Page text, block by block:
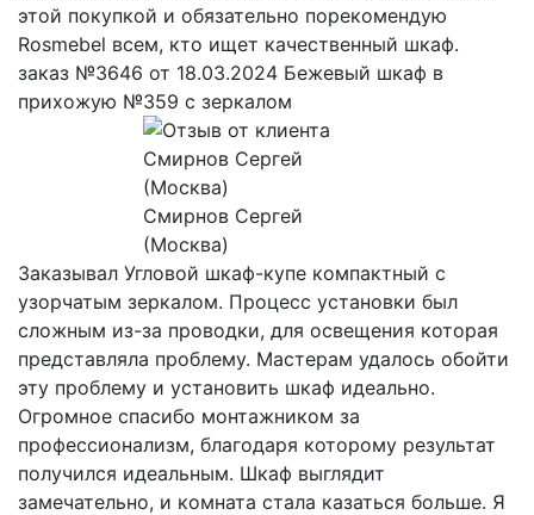
этой покупкой и обязательно порекомендую
Rosmebel всем, кто ищет качественный шкаф.
заказ №3646 от 18.03.2024 Бежевый шкаф в
прихожую №359 с зеркалом
Смирнов Сергей
(Москва)
Заказывал Угловой шкаф-купе компактный с
узорчатым зеркалом. Процесс установки был
сложным из-за проводки, для освещения которая
представляла проблему. Мастерам удалось обойти
эту проблему и установить шкаф идеально.
Огромное спасибо монтажником за
профессионализм, благодаря которому результат
получился идеальным. Шкаф выглядит
замечательно, и комната стала казаться больше. Я